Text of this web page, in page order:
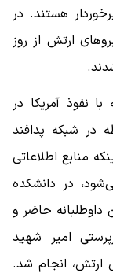
هستند. در
ارتش از روز
نفوذ آمریکا در
گفت: در بیش از ۷۰۰ نقطه در شبکه پدافند
منابع اطلاعاتی
در دانشکده
حاضر و
امیر شهید
ارتش، انجام شد.